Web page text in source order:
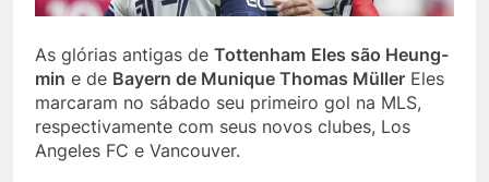
As glórias antigas de Tottenham Eles são Heung-
min e de Bayern de Munique Thomas Müller Eles
marcaram no sábado seu primeiro gol na MLS,
respectivamente com seus novos clubes, Los
Angeles FC e Vancouver.